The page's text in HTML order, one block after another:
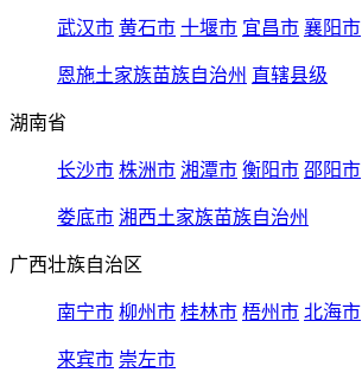
武汉市 黄石市 十堰市 宜昌市 襄阳市
恩施土家族苗族自治州 直辖县级
湖南省
长沙市 株洲市 湘潭市 衡阳市 邵阳市
娄底市 湘西土家族苗族自治州
广西壮族自治区
南宁市 柳州市 桂林市 梧州市 北海市
来宾市 崇左市